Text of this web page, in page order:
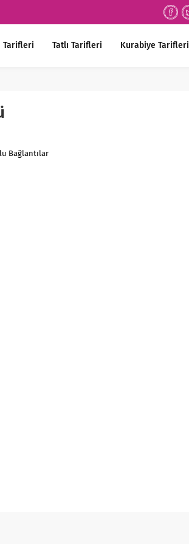
Tarifleri Tatlı Tarifleri Kurabiye Tarifleri
Bağlantılar